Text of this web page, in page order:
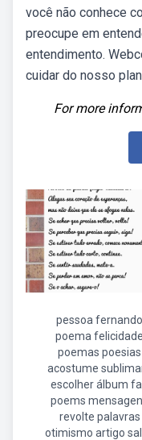
você não conhece
preocupe em
entendimento.
cuidar do nosso
For more
pessoa fernando
poema felicidade
poemas poesias
acostume
escolher álbum
poems
revolte palavras
otimismo artigo